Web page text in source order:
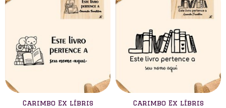
Carimbo Ex líbris Carimbo Ex líbris